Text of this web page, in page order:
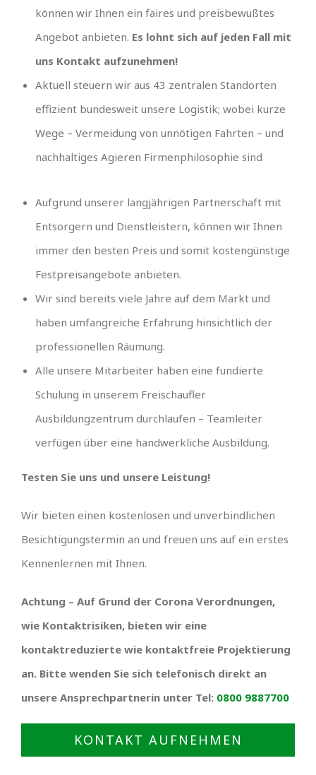
können wir Ihnen ein faires und preisbewußtes
Angebot anbieten. Es lohnt sich auf jeden Fall mit
uns Kontakt aufzunehmen!
Aktuell steuern wir aus 43 zentralen Standorten
effizient bundesweit unsere Logistik; wobei kurze
Wege – Vermeidung von unnötigen Fahrten – und
nachhaltiges Agieren Firmenphilosophie sind
Aufgrund unserer langjährigen Partnerschaft mit
Entsorgern und Dienstleistern, können wir Ihnen
immer den besten Preis und somit kostengünstige
Festpreisangebote anbieten.
Wir sind bereits viele Jahre auf dem Markt und
haben umfangreiche Erfahrung hinsichtlich der
professionellen Räumung.
Alle unsere Mitarbeiter haben eine fundierte
Schulung in unserem Freischaufler
Ausbildungzentrum durchlaufen – Teamleiter
verfügen über eine handwerkliche Ausbildung.
Testen Sie uns und unsere Leistung!
Wir bieten einen kostenlosen und unverbindlichen
Besichtigungstermin an und freuen uns auf ein erstes
Kennenlernen mit Ihnen.
Achtung – Auf Grund der Corona Verordnungen,
wie Kontaktrisiken, bieten wir eine
kontaktreduzierte wie kontaktfreie Projektierung
an. Bitte wenden Sie sich telefonisch direkt an
unsere Ansprechpartnerin unter Tel: 0800 9887700
KONTAKT AUFNEHMEN